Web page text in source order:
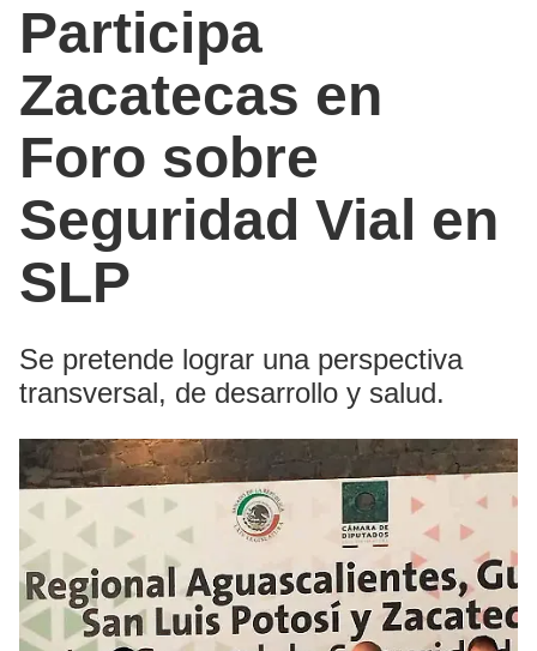
Participa
Zacatecas en
Foro sobre
Seguridad Vial en
SLP
Se pretende lograr una perspectiva
transversal, de desarrollo y salud.